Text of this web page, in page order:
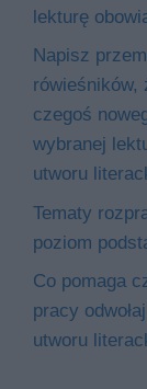
lekturę
Napisz
rówieśników,
czegoś
wybranej
utworu
Tematy
poziom
Co pomaga
pracy
utworu